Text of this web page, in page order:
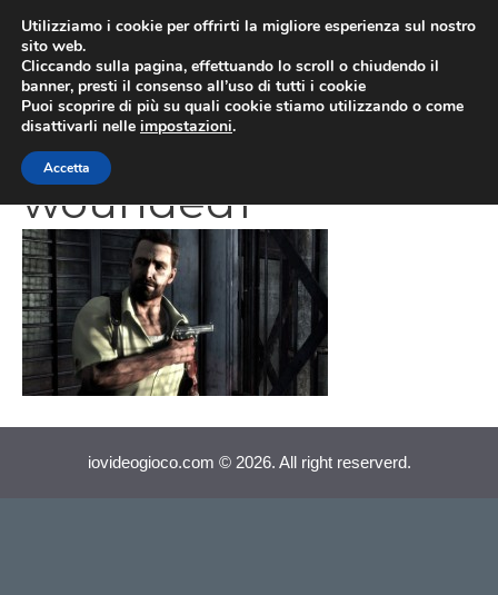
contenuto
Max-Payne-3-max-
wounded1
iovideogioco.com © 2026. All right reserverd.
Utilizziamo i cookie per offrirti la migliore esperienza sul nostro
sito web.
Cliccando sulla pagina, effettuando lo scroll o chiudendo il
banner, presti il consenso all’uso di tutti i cookie
Puoi scoprire di più su quali cookie stiamo utilizzando o come
disattivarli nelle impostazioni.
Accetta